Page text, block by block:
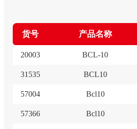
货号 产品名称
20003 BCL-10
31535 BCL10
57004 Bcl10
57366 Bcl10